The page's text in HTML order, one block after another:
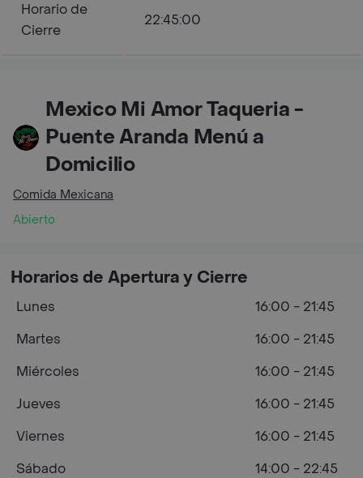
Horario de
Cierre
22:45:00
Mexico Mi Amor Taqueria -
Puente Aranda Menú a
Domicilio
Comida Mexicana
Abierto
Horarios de Apertura y Cierre
Lunes
16:00 - 21:45
Martes
16:00 - 21:45
Miércoles
16:00 - 21:45
Jueves
16:00 - 21:45
Viernes
16:00 - 21:45
Sábado
14:00 - 22:45